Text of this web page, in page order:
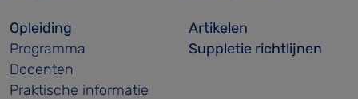
Opleiding
Programma
Docenten
Praktische informatie
Artikelen
Suppletie richtlijnen